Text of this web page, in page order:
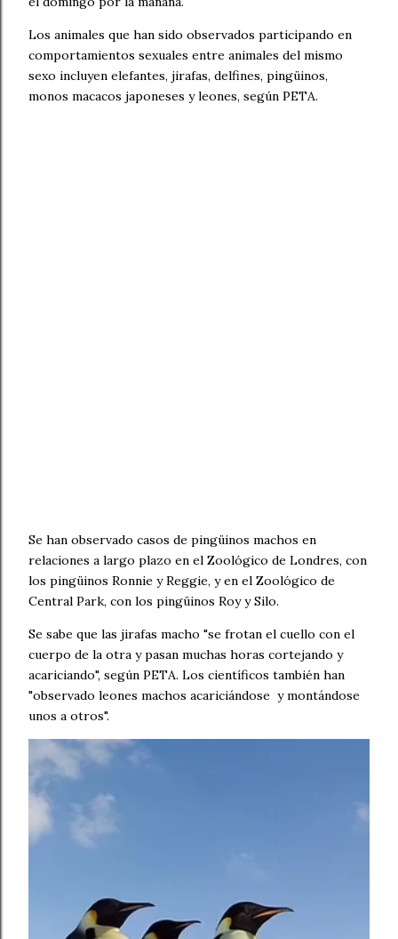
Los animales que han sido observados participando en
comportamientos sexuales entre animales del mismo
sexo incluyen elefantes, jirafas, delfines, pingüinos,
monos macacos japoneses y leones, según PETA.
Se han observado casos de pingüinos machos en
relaciones a largo plazo en el Zoológico de Londres, con
los pingüinos Ronnie y Reggie, y en el Zoológico de
Central Park, con los pingüinos Roy y Silo.
Se sabe que las jirafas macho "se frotan el cuello con el
cuerpo de la otra y pasan muchas horas cortejando y
acariciando", según PETA. Los científicos también han
"observado leones machos acariciándose y montándose
unos a otros".